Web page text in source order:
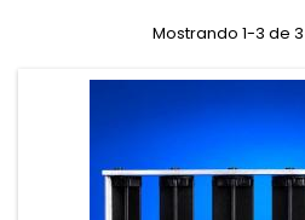
Mostrando 1-3 de